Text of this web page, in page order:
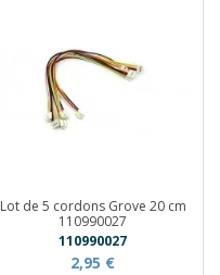
Lot de 5 cordons Grove 20 cm
110990027
110990027
2,95 €